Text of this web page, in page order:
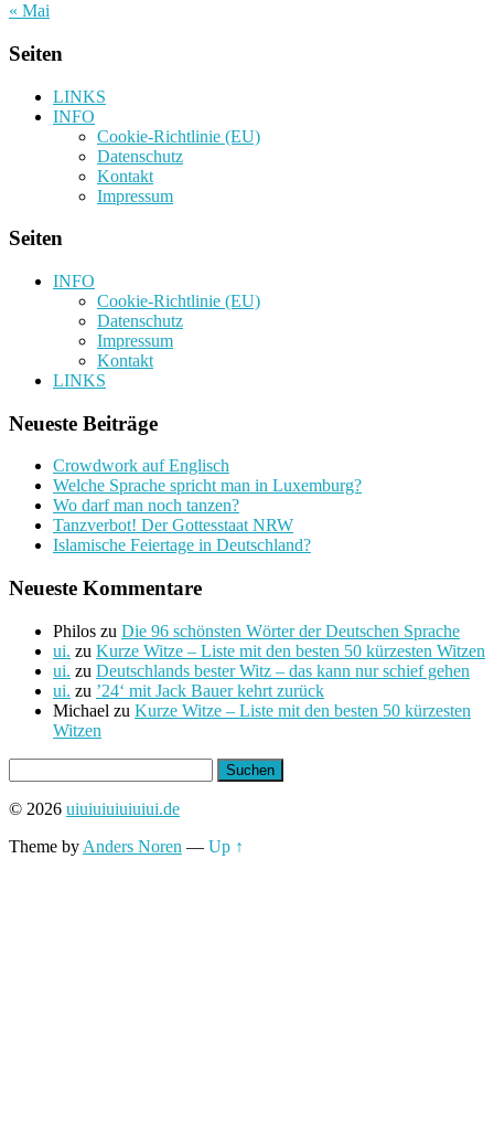
« Mai
Seiten
LINKS
INFO
Cookie-Richtlinie (EU)
Datenschutz
Kontakt
Impressum
Seiten
INFO
Cookie-Richtlinie (EU)
Datenschutz
Impressum
Kontakt
LINKS
Neueste Beiträge
Crowdwork auf Englisch
Welche Sprache spricht man in Luxemburg?
Wo darf man noch tanzen?
Tanzverbot! Der Gottesstaat NRW
Islamische Feiertage in Deutschland?
Neueste Kommentare
Philos zu Die 96 schönsten Wörter der Deutschen Sprache
ui. zu Kurze Witze – Liste mit den besten 50 kürzesten Witzen
ui. zu Deutschlands bester Witz – das kann nur schief gehen
ui. zu ’24‘ mit Jack Bauer kehrt zurück
Michael zu Kurze Witze – Liste mit den besten 50 kürzesten
Witzen
nach:
© 2026 uiuiuiuiuiuiui.de
Theme by Anders Noren — Up ↑